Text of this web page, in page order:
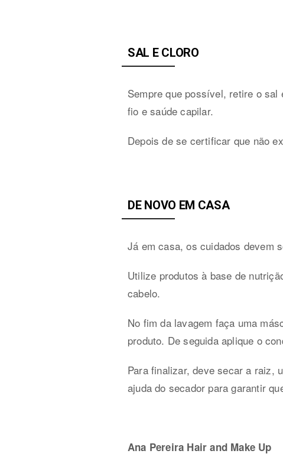
SAL E CLORO
Sempre que possível, retire o sal
fio e saúde capilar.
Depois de se certificar que não
DE NOVO EM CASA
Já em casa, os cuidados devem
Utilize produtos à base de
cabelo.
No fim da lavagem faça uma
produto. De seguida aplique o
Para finalizar, deve secar a raiz,
ajuda do secador para garantir
Ana Pereira Hair and Make Up